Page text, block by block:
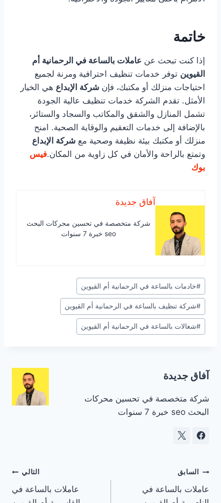
خاتمة
إذا كنت تبحث عن عاملات بالساعة في الرحمانية أم
القيوين توفر خدمات تنظيف احترافية ومرنة لجميع
احتياجات منزلك أو مكتبك، فإن شركة الإبداع هي الخيار
الأمثل. تقدم الشركة خدمات تنظيف عالية الجودة
تشمل المنازل والشقق والمكاتب والسجاد والستائر،
بالإضافة إلى خدمات التعقيم والوقاية الصحية. امنح
منزلك أو مكتبك بيئة نظيفة وصحية مع شركة الإبداع
وتمتع بالراحة والأمان في كل زاوية من المكان.فيس
بوك
آفاق جديدة
شركة متخصصة في تحسين محركات البحث
seo خبرة 7 سنوات
وسوم
المقال:
#خادمات بالساعة في الرحمانية أم القيوين
#شركة تنظيف بالساعة في الرحمانية أم القيوين
#شغالات بالساعة في الرحمانية أم القيوين
آفاق جديدة
شركة متخصصة في تحسين محركات
البحث seo خبرة 7 سنوات
تصفّح
المقالات
السابق
عاملات بالساعة في
التالي
عاملات بالساعة في